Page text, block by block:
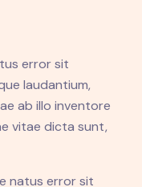
error sit
laudantium,
ab illo inventore
vitae dicta sunt,
natus error sit